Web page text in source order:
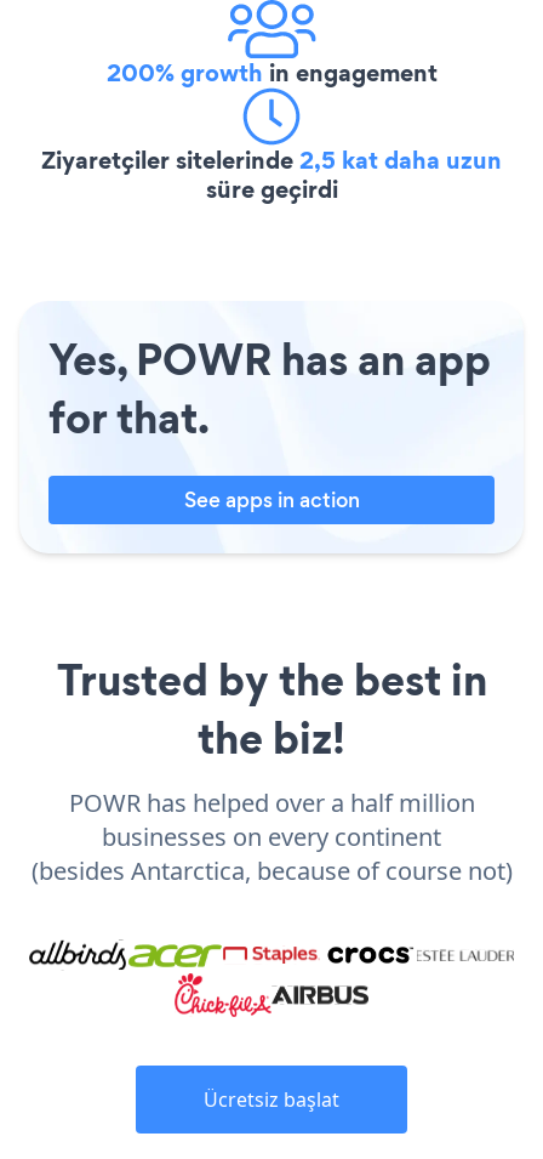
200% growth in engagement
Ziyaretçiler sitelerinde2,5 kat daha uzun
süre geçirdi
Yes, POWR has an app
for that.
See apps in action
Trusted by the best in
the biz!
POWR has helped over a half million
businesses on every continent
(besides Antarctica, because of course not)
Ücretsiz başlat